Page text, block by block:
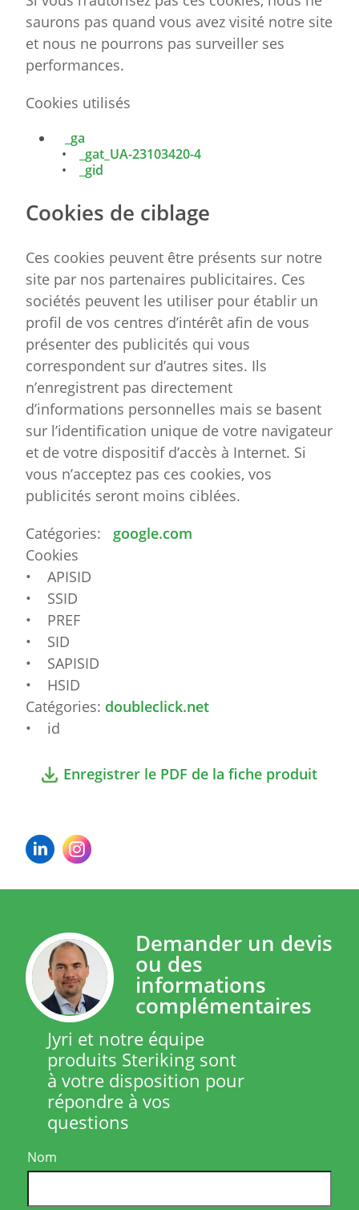
saurons pas quand vous avez visité notre site
et nous ne pourrons pas surveiller ses
performances.
Cookies utilisés
_ga
•
_gat_UA-23103420-4
•
_gid
Cookies de ciblage
Ces cookies peuvent être présents sur notre
site par nos partenaires publicitaires. Ces
sociétés peuvent les utiliser pour établir un
profil de vos centres d’intérêt afin de vous
présenter des publicités qui vous
correspondent sur d’autres sites. Ils
n’enregistrent pas directement
d’informations personnelles mais se basent
sur l’identification unique de votre navigateur
et de votre dispositif d’accès à Internet. Si
vous n’acceptez pas ces cookies, vos
publicités seront moins ciblées.
Catégories: google.com
Cookies
• APISID
• SSID
• PREF
• SID
• SAPISID
• HSID
Catégories: doubleclick.net
• id
Enregistrer le PDF de la fiche produit
Demander un devis
ou des
informations
complémentaires
Jyri et notre équipe
produits Steriking sont
à votre disposition pour
répondre à vos
questions
Nom